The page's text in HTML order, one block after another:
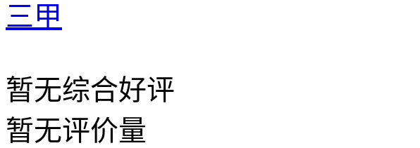
三甲
暂无综合好评
暂无评价量